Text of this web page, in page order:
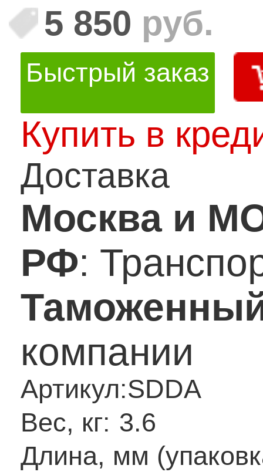
5 850 руб.
Быстрый заказ
Купить в
Доставка
Москва и
РФ:
компании
Артикул:SDDA
Вес, кг: 3.6
Длина, мм